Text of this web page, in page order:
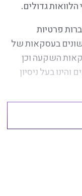
גדולים.
פרטיות
שונים בעסקאות של
השקעה וכן
בעל ניסיון